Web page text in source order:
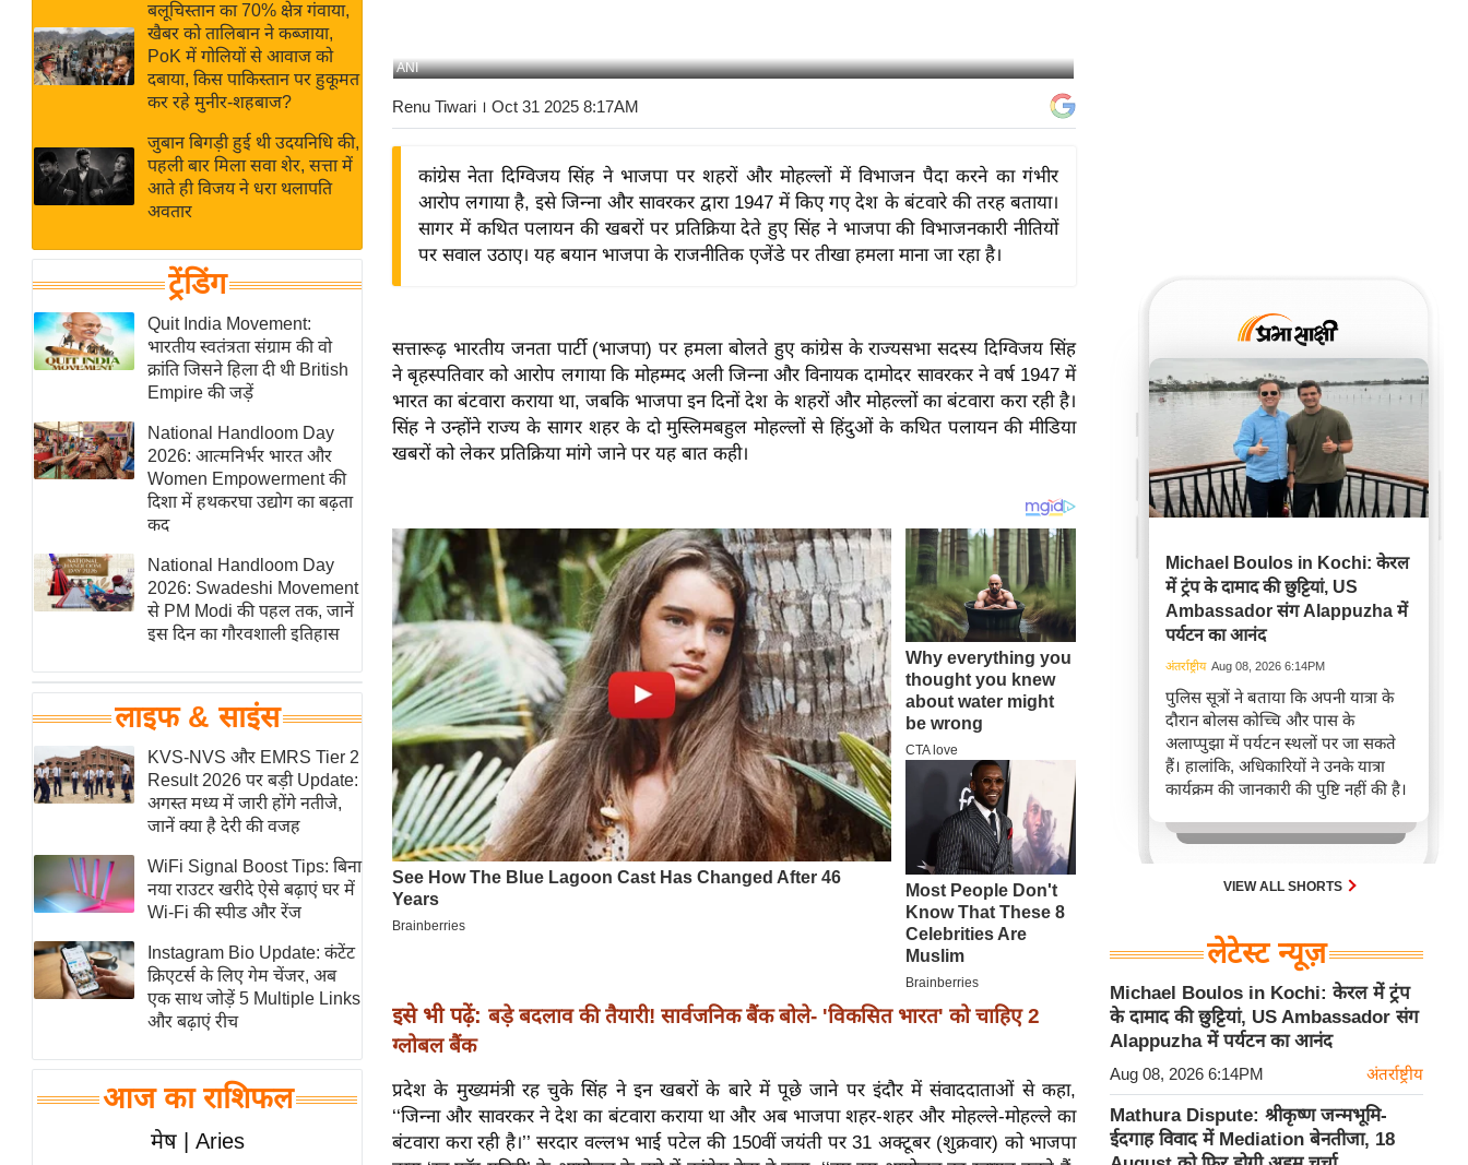
Hindi
Videos
क्रिकेट
IPL
2026
ई-पेपर
मिसाल बेमिसाल
शख्सियत
यंग इंडिया
साहित्य जगत
ऑटो वर्ल्ड
न्यूज ब्रीफ
मनोरंजन जगत
बॉलीवुड
हॉलीवुड
फिल्म समीक्षा
Breaking
News
लाइफस्टाइल
टेक्नॉलॉजी
घरेलू नुस्खे
पर्यटन स्थल
फिटनेस मंत्रा
रिलेशनशिप
राजनीति
विश्लेषण
समसामयिक
मातृभूमि
स्तंभ
एम.
चाय पर
समीक्षा
बलूचिस्तान का 70% क्षेत्र गंवाया,
खैबर को तालिबान ने कब्जाया,
PoK में गोलियों से आवाज को
दबाया, किस पाकिस्तान पर हुकूमत
कर रहे मुनीर-शहबाज?
जुबान बिगड़ी हुई थी उदयनिधि की,
पहली बार मिला सवा शेर, सत्ता में
आते ही विजय ने धरा थलापति
अवतार
ट्रेंडिंग
Quit India Movement:
भारतीय स्वतंत्रता संग्राम की वो
क्रांति जिसने हिला दी थी British
Empire की जड़ें
National Handloom Day
2026: आत्मनिर्भर भारत और
Women Empowerment की
दिशा में हथकरघा उद्योग का बढ़ता
कद
National Handloom Day
2026: Swadeshi Movement
से PM Modi की पहल तक, जानें
इस दिन का गौरवशाली इतिहास
लाइफ & साइंस
KVS-NVS और EMRS Tier 2
Result 2026 पर बड़ी Update:
अगस्त मध्य में जारी होंगे नतीजे,
जानें क्या है देरी की वजह
WiFi Signal Boost Tips: बिना
नया राउटर खरीदे ऐसे बढ़ाएं घर में
Wi-Fi की स्पीड और रेंज
Instagram Bio Update: कंटेंट
क्रिएटर्स के लिए गेम चेंजर, अब
एक साथ जोड़ें 5 Multiple Links
और बढ़ाएं रीच
आज का राशिफल
मेष | Aries
ANI
Renu Tiwari । Oct 31 2025 8:17AM
कांग्रेस नेता दिग्विजय सिंह ने भाजपा पर शहरों और मोहल्लों में विभाजन पैदा करने का गंभीर
आरोप लगाया है, इसे जिन्ना और सावरकर द्वारा 1947 में किए गए देश के बंटवारे की तरह बताया।
सागर में कथित पलायन की खबरों पर प्रतिक्रिया देते हुए सिंह ने भाजपा की विभाजनकारी नीतियों
पर सवाल उठाए। यह बयान भाजपा के राजनीतिक एजेंडे पर तीखा हमला माना जा रहा है।
सत्तारूढ़ भारतीय जनता पार्टी (भाजपा) पर हमला बोलते हुए कांग्रेस के राज्यसभा सदस्य दिग्विजय सिंह
ने बृहस्पतिवार को आरोप लगाया कि मोहम्मद अली जिन्ना और विनायक दामोदर सावरकर ने वर्ष 1947 में
भारत का बंटवारा कराया था, जबकि भाजपा इन दिनों देश के शहरों और मोहल्लों का बंटवारा करा रही है।
सिंह ने उन्होंने राज्य के सागर शहर के दो मुस्लिमबहुल मोहल्लों से हिंदुओं के कथित पलायन की मीडिया
खबरों को लेकर प्रतिक्रिया मांगे जाने पर यह बात कही।
इसे भी पढ़ें: बड़े बदलाव की तैयारी! सार्वजनिक बैंक बोले- 'विकसित भारत' को चाहिए 2
ग्लोबल बैंक
प्रदेश के मुख्यमंत्री रह चुके सिंह ने इन खबरों के बारे में पूछे जाने पर इंदौर में संवाददाताओं से कहा,
‘‘जिन्ना और सावरकर ने देश का बंटवारा कराया था और अब भाजपा शहर-शहर और मोहल्ले-मोहल्ले का
बंटवारा करा रही है।’’ सरदार वल्लभ भाई पटेल की 150वीं जयंती पर 31 अक्टूबर (शुक्रवार) को भाजपा
Michael Boulos in Kochi: केरल
में ट्रंप के दामाद की छुट्टियां, US
Ambassador संग Alappuzha में
पर्यटन का आनंद
अंतर्राष्ट्रीय Aug 08, 2026 6:14PM
पुलिस सूत्रों ने बताया कि अपनी यात्रा के
दौरान बोलस कोच्चि और पास के
अलाप्पुझा में पर्यटन स्थलों पर जा सकते
हैं। हालांकि, अधिकारियों ने उनके यात्रा
कार्यक्रम की जानकारी की पुष्टि नहीं की है।
VIEW ALL SHORTS
लेटेस्ट न्यूज़
Michael Boulos in Kochi: केरल में ट्रंप
के दामाद की छुट्टियां, US Ambassador संग
Alappuzha में पर्यटन का आनंद
Aug 08, 2026 6:14PM अंतर्राष्ट्रीय
Mathura Dispute: श्रीकृष्ण जन्मभूमि-
ईदगाह विवाद में Mediation बेनतीजा, 18